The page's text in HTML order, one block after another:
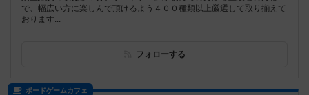
で、幅広い方に楽しんで頂けるよう４００種類以上厳選して取り揃えて
おります...
フォローする
ボードゲームカフェ